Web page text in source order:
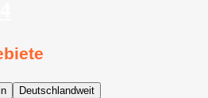
Deutschlandweit